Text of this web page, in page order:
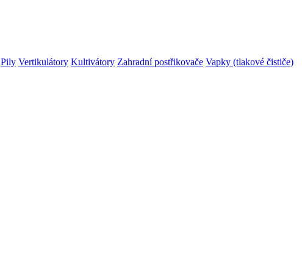
Pily Vertikulátory Kultivátory Zahradní postřikovače Vapky (tlakové čističe)